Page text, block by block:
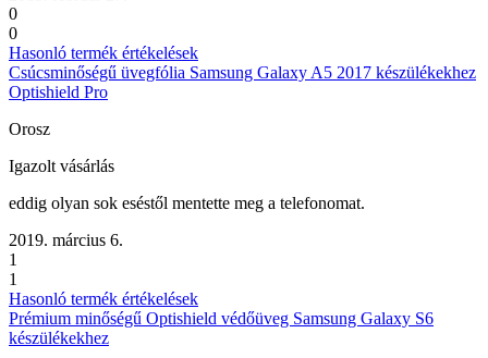
0
0
Hasonló termék értékelések
Csúcsminőségű üvegfólia Samsung Galaxy A5 2017 készülékekhez
Optishield Pro
Orosz
Igazolt vásárlás
eddig olyan sok eséstől mentette meg a telefonomat.
2019. március 6.
1
1
Hasonló termék értékelések
Prémium minőségű Optishield védőüveg Samsung Galaxy S6
készülékekhez